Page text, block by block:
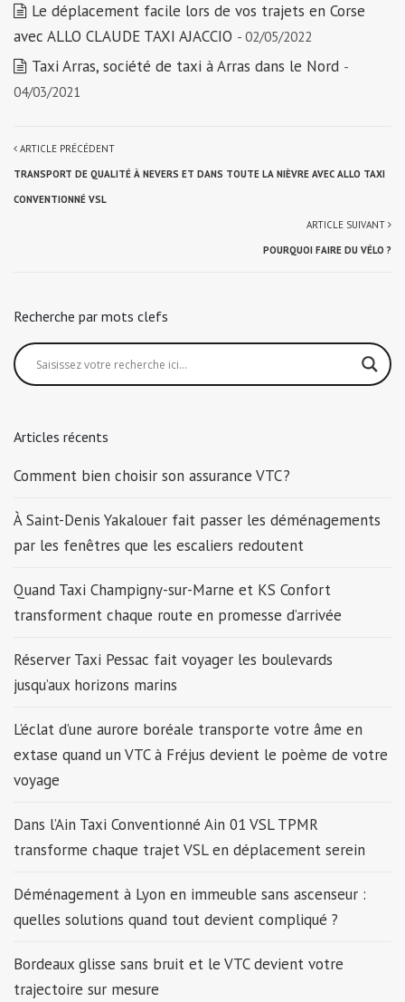
Le déplacement facile lors de vos trajets en Corse
avec ALLO CLAUDE TAXI AJACCIO - 02/05/2022
Taxi Arras, société de taxi à Arras dans le Nord -
04/03/2021
ARTICLE PRÉCÉDENT
TRANSPORT DE QUALITÉ À NEVERS ET DANS TOUTE LA NIÈVRE AVEC ALLO TAXI
CONVENTIONNÉ VSL
ARTICLE SUIVANT
POURQUOI FAIRE DU VÉLO ?
Recherche par mots clefs
Articles récents
Comment bien choisir son assurance VTC ?
À Saint-Denis Yakalouer fait passer les déménagements
par les fenêtres que les escaliers redoutent
Quand Taxi Champigny-sur-Marne et KS Confort
transforment chaque route en promesse d’arrivée
Réserver Taxi Pessac fait voyager les boulevards
jusqu’aux horizons marins
L’éclat d’une aurore boréale transporte votre âme en
extase quand un VTC à Fréjus devient le poème de votre
voyage
Dans l’Ain Taxi Conventionné Ain 01 VSL TPMR
transforme chaque trajet VSL en déplacement serein
Déménagement à Lyon en immeuble sans ascenseur :
quelles solutions quand tout devient compliqué ?
Bordeaux glisse sans bruit et le VTC devient votre
trajectoire sur mesure